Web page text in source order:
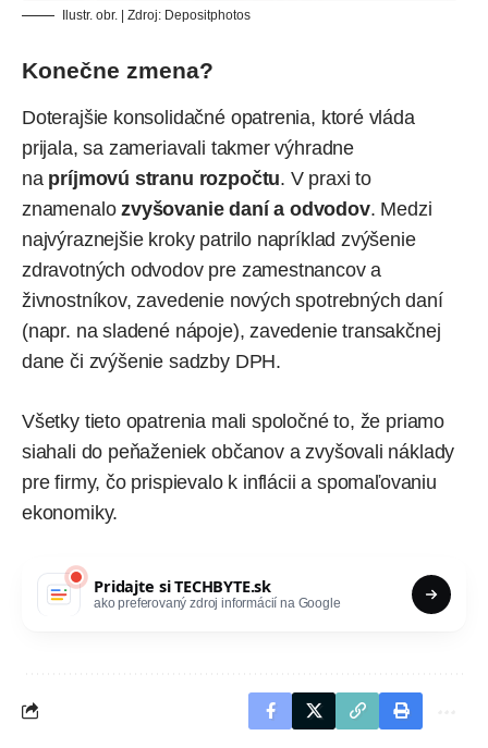
Ilustr. obr. | Zdroj: Depositphotos
Konečne zmena?
Doterajšie konsolidačné opatrenia, ktoré vláda
prijala, sa zameriavali takmer výhradne
na príjmovú stranu rozpočtu. V praxi to
znamenalozvyšovanie daní a odvodov. Medzi
najvýraznejšie kroky patrilo napríklad zvýšenie
zdravotných odvodov pre zamestnancov a
živnostníkov, zavedenie nových spotrebných daní
(napr. na sladené nápoje), zavedenie transakčnej
dane či zvýšenie sadzby DPH.
Všetky tieto opatrenia mali spoločné to, že priamo
siahali do peňaženiek občanov a zvyšovali náklady
pre firmy, čo prispievalo k inflácii a spomaľovaniu
ekonomiky.
Pridajte siTECHBYTE.sk
ako preferovaný zdroj informácií na Google